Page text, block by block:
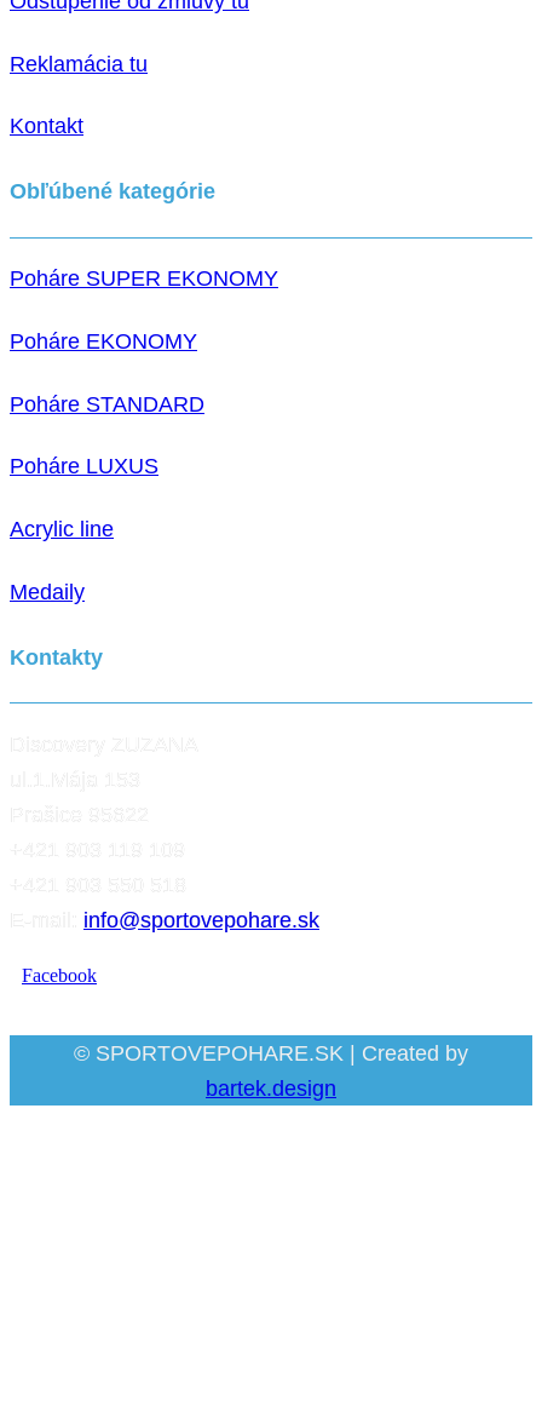
Reklamácia tu
Kontakt
Obľúbené kategórie
Poháre SUPER EKONOMY
Poháre EKONOMY
Poháre STANDARD
Poháre LUXUS
Acrylic line
Medaily
Kontakty
info@sportovepohare.sk
Facebook
© SPORTOVEPOHARE.SK | Created by
bartek.design